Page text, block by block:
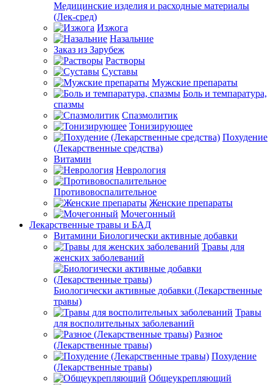
Медицинские изделия и расходные материалы
(Лек-сред)
Изжога
Назальние
Заказ из Зарубеж
Растворы
Суставы
Мужские препараты
Боль и темпаратура,
спазмы
Спазмолитик
Тонизирующее
Похудение
(Лекарственные средства)
Витамин
Неврология
Противовоспалительное
Женские препараты
Мочегонный
Лекарственные травы и БАД
Витамини Биологически активные добавки
Травы для
женских заболеваний
Биологически активные добавки (Лекарственные
травы)
Травы
для восполительных заболеваний
Разное
(Лекарственные травы)
Похудение
(Лекарственные травы)
Общеукрепляющий